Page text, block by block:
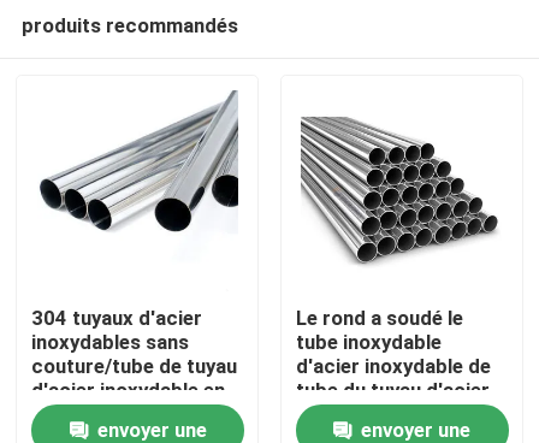
produits recommandés
304 tuyaux d'acier
inoxydables sans
couture/tube de tuyau
d'acier inoxydable en
acier rond de tube
envoyer une
Le rond a soudé le
tube inoxydable
d'acier inoxydable de
tube du tuyau d'acier
316
envoyer une